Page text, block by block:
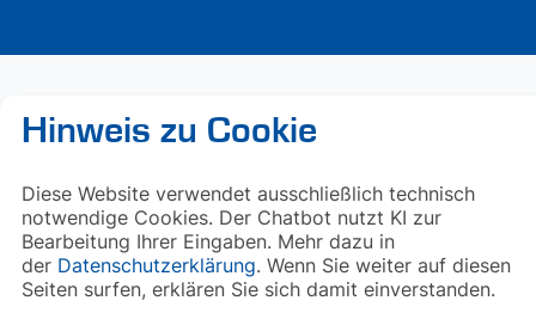
Hinweis zu Cookie
Diese Website verwendet ausschließlich technisch
notwendige Cookies. Der Chatbot nutzt KI zur
Bearbeitung Ihrer Eingaben. Mehr dazu in
der Datenschutzerklärung. Wenn Sie weiter auf diesen
Seiten surfen, erklären Sie sich damit einverstanden.